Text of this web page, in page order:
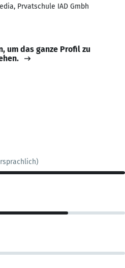
Prvatschule IAD Gmbh
um das ganze Profil zu